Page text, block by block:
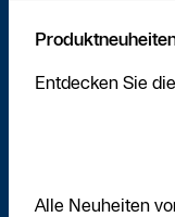
Entdecken Sie
Alle Neuheiten